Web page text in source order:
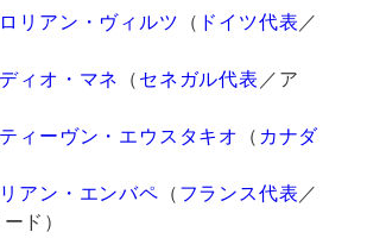
リアン・ヴィルツ （ ドイツ代表 ／
ィオ・マネ （ セネガル代表 ／ア
ィーヴン・エウスタキオ （ カナダ
アン・エンバペ （ フランス代表 ／
ド）